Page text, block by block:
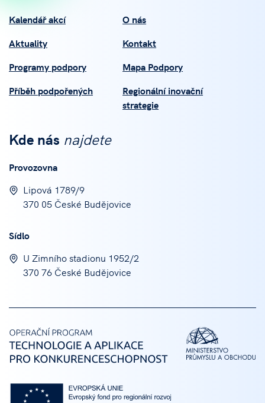
Kalendář akcí
Aktuality
Programy podpory
Příběh podpořených
O nás
Kontakt
Mapa Podpory
Regionální inovační
strategie
Kde nás najdete
Provozovna
Lipová 1789/9
370 05 České Budějovice
Sídlo
U Zimního stadionu 1952/2
370 76 České Budějovice